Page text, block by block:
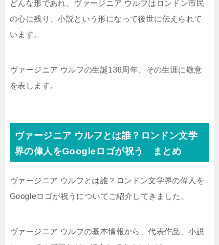
どんな形であれ、ヴァージニア ウルフはロンドン市民
の心に残り、小説という形になって後世に伝えられて
います。
ヴァージニア ウルフの生誕136周年、その生涯に敬意
を表します。
ヴァージニア ウルフとは誰？ロンドン文学
界の偉人をGoogleロゴが祝う まとめ
ヴァージニア ウルフとは誰？ロンドン文学界の偉人を
Googleロゴが祝うについてご紹介してきました。
ヴァージニア ウルフの基本情報から、代表作品、小説